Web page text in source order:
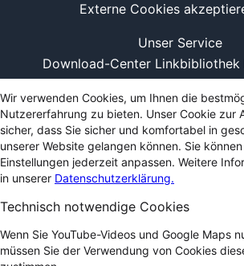
Unser Service
Download-Center Linkbibliothek
Externe Cookies
Wir verwenden Cookies, um Ihnen die
Nutzererfahrung zu bieten. Unser Cookie zur
sicher, dass Sie sicher und komfortabel in
unserer Website gelangen können. Sie
Einstellungen jederzeit anpassen. Weitere
in unserer Datenschutzerklärung.
Technisch notwendige Cookies
Wenn Sie YouTube-Videos und Google Maps
müssen Sie der Verwendung von Cookies